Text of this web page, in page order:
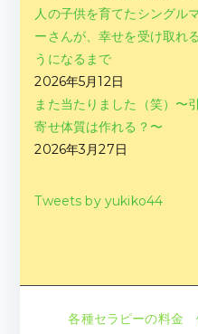
人の子供を育てたシングル
ーさんが、幸せを受け取れ
うになるまで
2026年5月12日
また当たりました（笑）〜
寄せ体質は作れる？〜
2026年3月27日
Tweets by yukiko44
各種セラピーの料金